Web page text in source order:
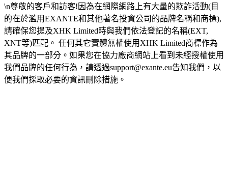
\n尊敬的客戶和訪客!因為在網際網路上有大量的欺詐活動(目
的在於濫用EXANTE和其他著名投資公司的品牌名稱和商標),
請確保您提及XHK Limited時與我們依法登記的名稱(EXT,
XNT等)匹配。 任何其它實體無權使用XHK Limited商標作為
其品牌的一部分。如果您在協力廠商網站上看到未經授權使用
我們品牌的任何行為，請透過support@exante.eu告知我們，以
便我們採取必要的資訊刪除措施。